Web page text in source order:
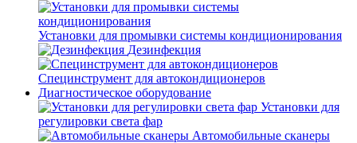
Установки для промывки системы кондиционирования
Дезинфекция
Специнструмент для автокондиционеров
Диагностическое оборудование
Установки для
регулировки света фар
Автомобильные сканеры